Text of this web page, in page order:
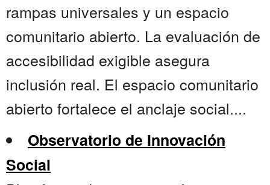
rampas universales y un espacio
comunitario abierto. La evaluación de
accesibilidad exigible asegura
inclusión real. El espacio comunitario
abierto fortalece el anclaje social....
Observatorio de Innovación
Social